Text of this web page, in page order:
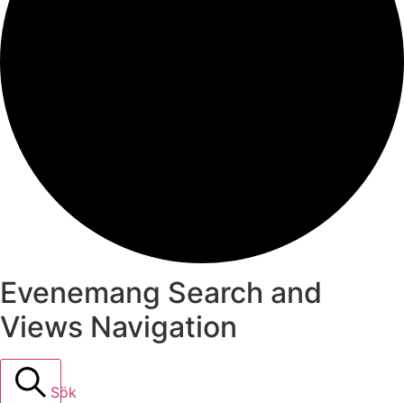
Evenemang Search and
Views Navigation
Sök